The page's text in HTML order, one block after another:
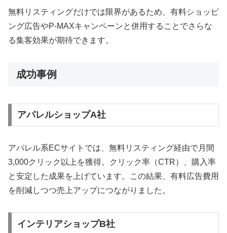
無料リスティングだけでは限界があるため、有料ショッピ
ング広告やP-MAXキャンペーンと併用することでさらな
る集客効果が期待できます。
成功事例
アパレルショップA社
アパレル系ECサイトでは、無料リスティング経由で月間
3,000クリック以上を獲得。クリック率（CTR）、購入率
と安定した成果を上げています。この結果、有料広告費用
を削減しつつ売上アップにつながりました。
インテリアショップB社